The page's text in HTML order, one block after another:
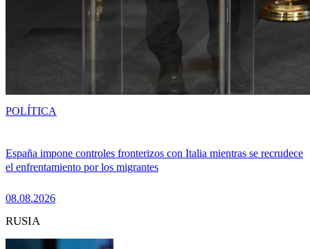
España impone controles fronterizos con Italia mientras se recrudece
el enfrentamiento por los migrantes
08.08.2026
POLÍTICA
RUSIA